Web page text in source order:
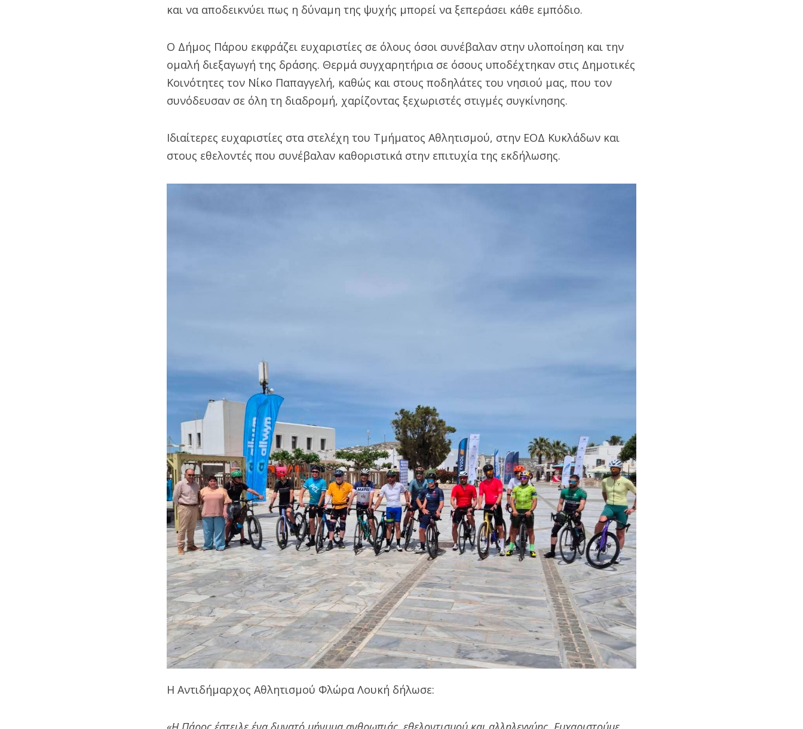
και να αποδεικνύει πως η δύναμη της ψυχής μπορεί να ξεπεράσει κάθε εμπόδιο.
Ο Δήμος Πάρου εκφράζει ευχαριστίες σε όλους όσοι συνέβαλαν στην υλοποίηση και την
ομαλή διεξαγωγή της δράσης. Θερμά συγχαρητήρια σε όσους υποδέχτηκαν στις Δημοτικές
Κοινότητες τον Νίκο Παπαγγελή, καθώς και στους ποδηλάτες του νησιού μας, που τον
συνόδευσαν σε όλη τη διαδρομή, χαρίζοντας ξεχωριστές στιγμές συγκίνησης.
Ιδιαίτερες ευχαριστίες στα στελέχη του Τμήματος Αθλητισμού, στην ΕΟΔ Κυκλάδων και
στους εθελοντές που συνέβαλαν καθοριστικά στην επιτυχία της εκδήλωσης.
Η Αντιδήμαρχος Αθλητισμού Φλώρα Λουκή δήλωσε: